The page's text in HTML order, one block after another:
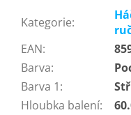
Kategorie:
EAN:
Barva:
Barva 1:
Hloubka balení: